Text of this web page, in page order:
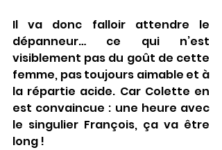
Il va donc falloir attendre le
dépanneur… ce qui n’est
visiblement pas du goût de cette
femme, pas toujours aimable et à
la répartie acide. Car Colette en
est convaincue : une heure avec
le singulier François, ça va être
long !